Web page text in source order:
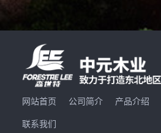
网站首页 公司简介 产品介绍
联系我们